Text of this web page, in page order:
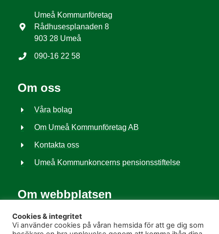
Umeå Kommunföretag
Rådhusesplanaden 8
903 28 Umeå
090-16 22 58
Om oss
Våra bolag
Om Umeå Kommunföretag AB
Kontakta oss
Umeå Kommunkoncerns pensionsstiftelse
Om webbplatsen
Tillgänglighet
Cookies & integritet
Vi använder cookies på våran hemsida för att ge dig som